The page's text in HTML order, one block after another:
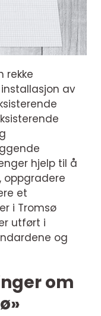
rekke
av
hjelp til å
oppgradere
et
i Tromsø
utført i
og
om